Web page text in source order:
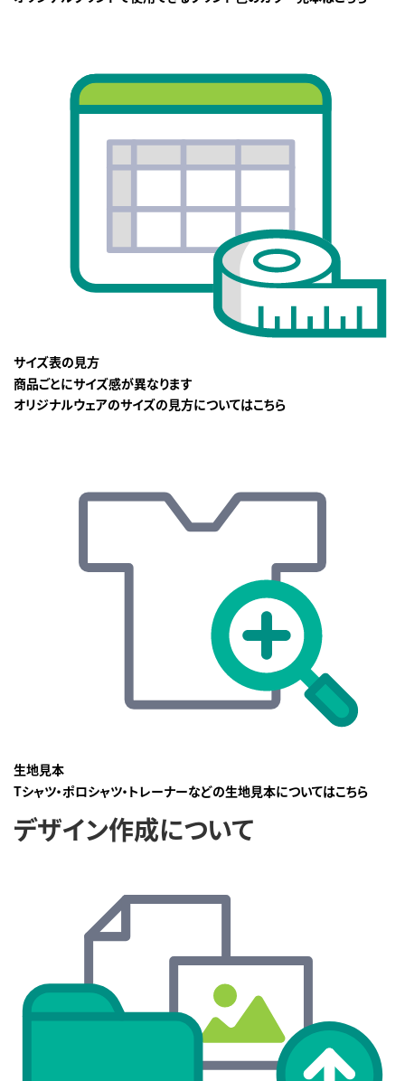
サイズ表の見方
商品ごとにサイズ感が異なります
オリジナルウェアのサイズの見方についてはこちら
生地見本
Tシャツ・ポロシャツ・トレーナーなどの生地見本についてはこちら
デザイン作成について